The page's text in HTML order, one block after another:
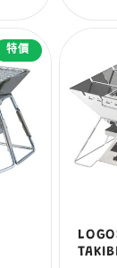
特價